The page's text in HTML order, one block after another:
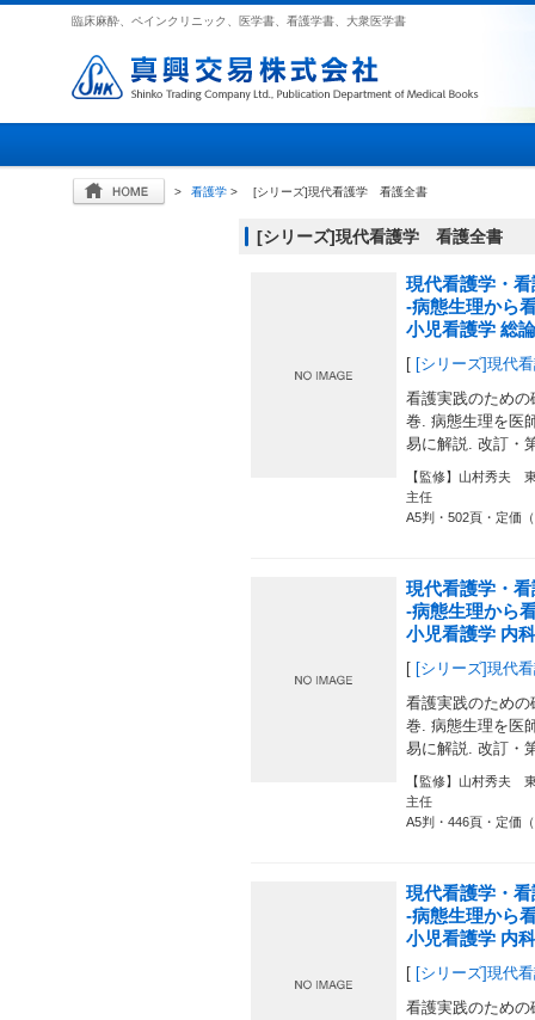
臨床麻酔、ペインクリニック、医学書、看護学書、大衆医学書
> 看護学 > [シリーズ]現代看護学 看護全書
[シリーズ]現代看護学 看護全書
現代看護学・
-病態生理から
小児看護学 総論
[ [シリーズ]現代
看護実践のため
巻. 病態生理を医
易に解説. 改訂・
【監修】山村秀夫
主任
A5判・502頁・定価
現代看護学・
-病態生理から
小児看護学 内
[ [シリーズ]現代
看護実践のため
巻. 病態生理を医
易に解説. 改訂・
【監修】山村秀夫
主任
A5判・446頁・定価
現代看護学・
-病態生理から
小児看護学 内
[ [シリーズ]現代
看護実践のため